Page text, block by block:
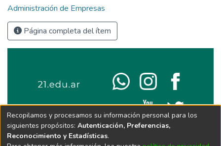
Administración de Empresas
Página completa del ítem
Recopilamos y procesamos su información personal para los
siguientes propósitos: Autenticación, Preferencias,
Reconocimiento y Estadísticas.